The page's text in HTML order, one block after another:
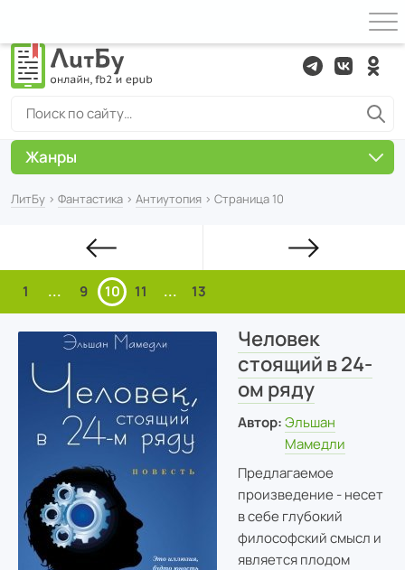
ЛитБу › Фантастика › Антиутопия › Страница 10
1 ... 9 10 11 ... 13
Человек
стоящий в 24-
ом ряду
Автор: Эльшан
Мамедли
Предлагаемое
произведение - несет
в себе глубокий
философский смысл и
является плодом
Жанры